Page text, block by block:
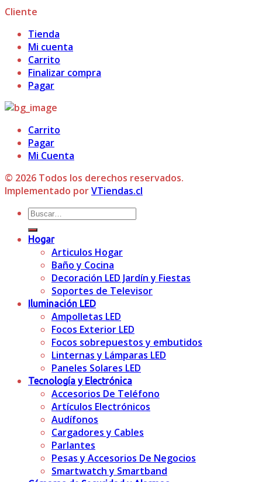
Cliente
Tienda
Mi cuenta
Carrito
Finalizar compra
Pagar
Carrito
Pagar
Mi Cuenta
© 2026 Todos los derechos reservados.
Implementado porVTiendas.cl
Buscar
por:
Hogar
Articulos Hogar
Baño y Cocina
Decoración LED Jardín y Fiestas
Soportes de Televisor
Iluminación LED
Ampolletas LED
Focos Exterior LED
Focos sobrepuestos y embutidos
Linternas y Lámparas LED
Paneles Solares LED
Tecnología y Electrónica
Accesorios De Teléfono
Artículos Electrónicos
Audífonos
Cargadores y Cables
Parlantes
Pesas y Accesorios De Negocios
Smartwatch y Smartband